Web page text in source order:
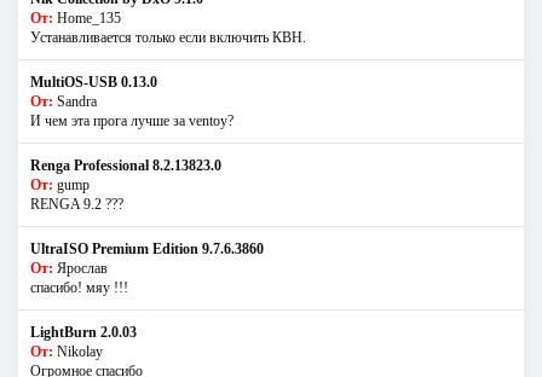
От: Home_135
Устанавливается только если включить КВН.
MultiOS-USB 0.13.0
От: Sandra
И чем эта прога лучше за ventoy?
Renga Professional 8.2.13823.0
От: gump
RENGA 9.2 ???
UltraISO Premium Edition 9.7.6.3860
От: Ярослав
спасибо! мяу !!!
LightBurn 2.0.03
От: Nikolay
Огромное спасибо